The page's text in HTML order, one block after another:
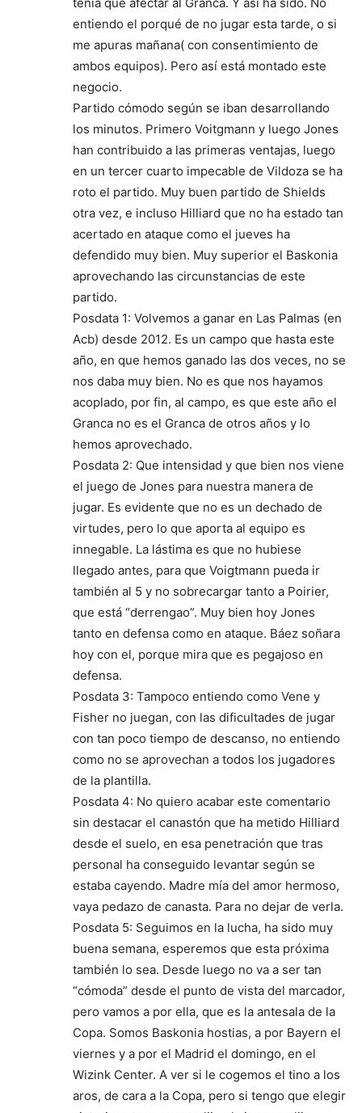
entiendo el porqué de no jugar esta tarde, o si
me apuras mañana( con consentimiento de
ambos equipos). Pero así está montado este
negocio.
Partido cómodo según se iban desarrollando
los minutos. Primero Voitgmann y luego Jones
han contribuido a las primeras ventajas, luego
en un tercer cuarto impecable de Vildoza se ha
roto el partido. Muy buen partido de Shields
otra vez, e incluso Hilliard que no ha estado tan
acertado en ataque como el jueves ha
defendido muy bien. Muy superior el Baskonia
aprovechando las circunstancias de este
partido.
Posdata 1: Volvemos a ganar en Las Palmas (en
Acb) desde 2012. Es un campo que hasta este
año, en que hemos ganado las dos veces, no se
nos daba muy bien. No es que nos hayamos
acoplado, por fin, al campo, es que este año el
Granca no es el Granca de otros años y lo
hemos aprovechado.
Posdata 2: Que intensidad y que bien nos viene
el juego de Jones para nuestra manera de
jugar. Es evidente que no es un dechado de
virtudes, pero lo que aporta al equipo es
innegable. La lástima es que no hubiese
llegado antes, para que Voigtmann pueda ir
también al 5 y no sobrecargar tanto a Poirier,
que está “derrengao”. Muy bien hoy Jones
tanto en defensa como en ataque. Báez soñara
hoy con el, porque mira que es pegajoso en
defensa.
Posdata 3: Tampoco entiendo como Vene y
Fisher no juegan, con las dificultades de jugar
con tan poco tiempo de descanso, no entiendo
como no se aprovechan a todos los jugadores
de la plantilla.
Posdata 4: No quiero acabar este comentario
sin destacar el canastón que ha metido Hilliard
desde el suelo, en esa penetración que tras
personal ha conseguido levantar según se
estaba cayendo. Madre mía del amor hermoso,
vaya pedazo de canasta. Para no dejar de verla.
Posdata 5: Seguimos en la lucha, ha sido muy
buena semana, esperemos que esta próxima
también lo sea. Desde luego no va a ser tan
“cómoda” desde el punto de vista del marcador,
pero vamos a por ella, que es la antesala de la
Copa. Somos Baskonia hostias, a por Bayern el
viernes y a por el Madrid el domingo, en el
Wizink Center. A ver si le cogemos el tino a los
aros, de cara a la Copa, pero si tengo que elegir